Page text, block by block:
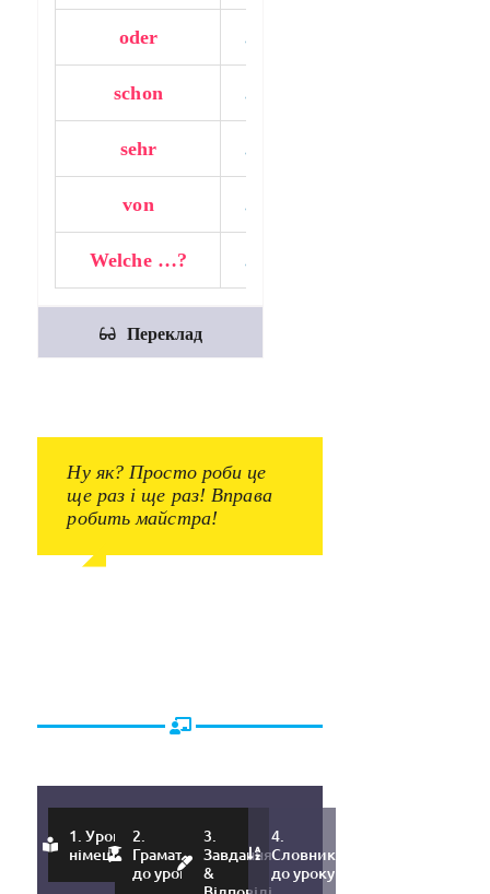
oder …….
schon …….
sehr …….
von …….
Welche …? …….
Переклад
Ну як? Просто роби це
ще раз і ще раз! Вправа
робить майстра!
1. Урок
німецької
2.
Граматика
до уроку
3.
Завдання
&
4.
Словник
до уроку